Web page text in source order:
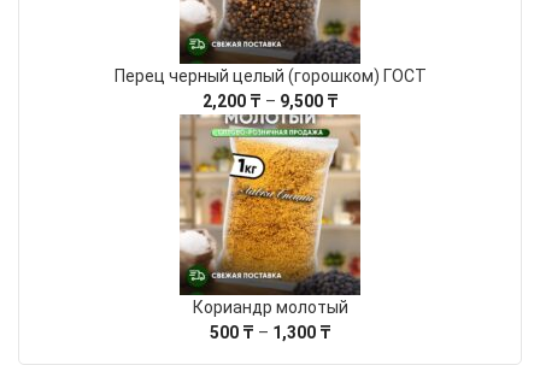
Перец черный целый (горошком) ГОСТ
2,200 ₸ – 9,500 ₸Диапазон
цен:
2,200 ₸
–
9,500 ₸
Кориандр молотый
500 ₸ – 1,300 ₸Диапазон